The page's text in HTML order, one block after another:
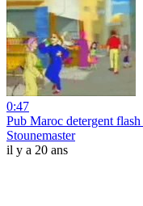
0:47
Pub Maroc detergent
Stounemaster
il y a 20 ans